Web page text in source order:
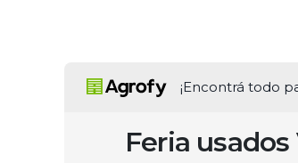
¡Encontrá todo
Feria